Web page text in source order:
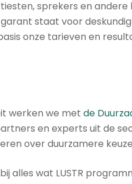
sprekers en
staat voor
onze tarieven en
werken we metde
en experts uit de
over duurzamere
alles wat LUSTR